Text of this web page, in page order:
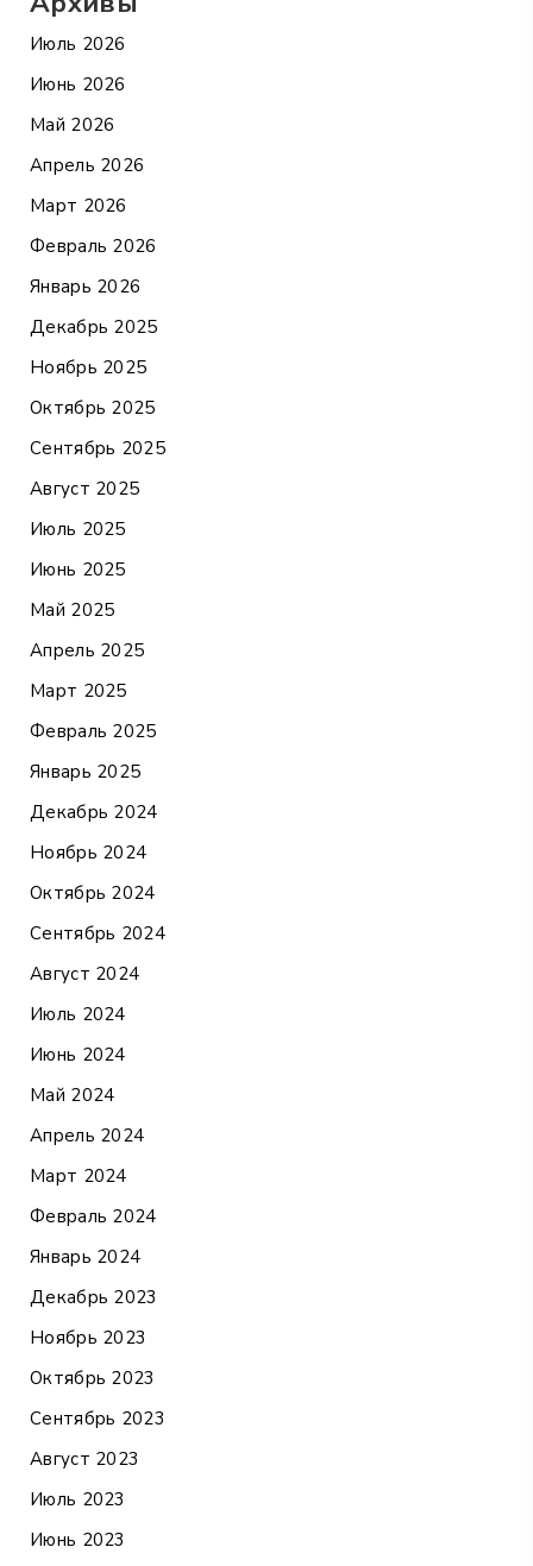
Июль 2026
Июнь 2026
Май 2026
Апрель 2026
Март 2026
Февраль 2026
Январь 2026
Декабрь 2025
Ноябрь 2025
Октябрь 2025
Сентябрь 2025
Август 2025
Июль 2025
Июнь 2025
Май 2025
Апрель 2025
Март 2025
Февраль 2025
Январь 2025
Декабрь 2024
Ноябрь 2024
Октябрь 2024
Сентябрь 2024
Август 2024
Июль 2024
Июнь 2024
Май 2024
Апрель 2024
Март 2024
Февраль 2024
Январь 2024
Декабрь 2023
Ноябрь 2023
Октябрь 2023
Сентябрь 2023
Август 2023
Июль 2023
Июнь 2023